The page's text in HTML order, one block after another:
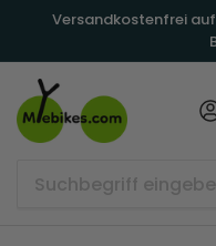
Versandkostenfrei